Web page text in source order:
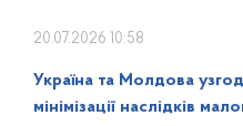
20.07.2026 10:58
Україна та Молдова
мінімізації наслідків